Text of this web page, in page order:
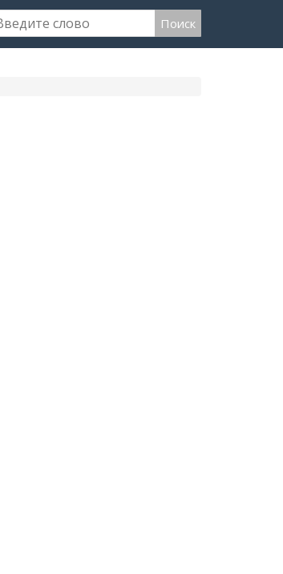
Поиск